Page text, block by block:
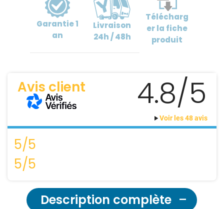
Garantie1
an
Livraison
24h / 48h
Télécharg
erla fiche
produit
Avis client 4.8/5
Voir les 48 avis
5/5
5/5
Description complète